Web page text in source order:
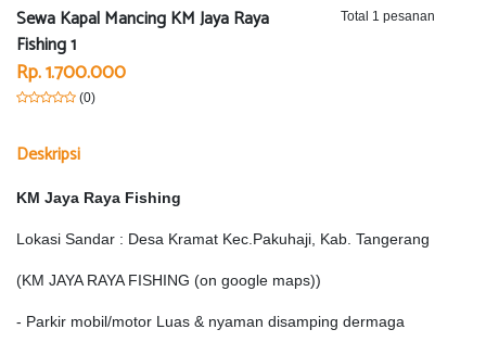
Sewa Kapal Mancing KM Jaya Raya
Fishing 1
Rp. 1.700.000
(0)
Total 1 pesanan
Deskripsi
KM Jaya Raya Fishing
Lokasi Sandar : Desa Kramat Kec.Pakuhaji, Kab. Tangerang
(KM JAYA RAYA FISHING (on google maps))
- Parkir mobil/motor Luas & nyaman disamping dermaga